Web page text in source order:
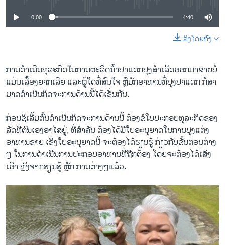
ພາສາຕ່າງໆ
0:00 4:40
ລິງໂດຍກົງ
ການດໍາເນີນທຸລະກິດໃນການຜະລິດນໍ້າປາແດກປຸງສໍາເລັດອອກມາຂາຍບໍ່
ແມ່ນເລື້ອງຍາກເລີຍ ແລະຜູ້ໃດທີ່ສົນໃຈ ຫຼືມັກອາຫານທີ່ປຸງປາແດກ ກໍສາ
ມາດດໍາເນີນກິດຈະການດ້ານນີ້ໄດ້ເຊັ່ນກັນ.
ກ່ອນຊິເລີ້ມຕົ້ນດໍາເນີນກິດຈະການດ້ານນີ້ ຕ້ອງຂໍໃບປະກອບທຸລະກິດຂອງ
ລັດທີ່ຕົນເອງອາໄສຢູ່, ທີ່ສໍາຄັນ ຕ້ອງໄດ້ມີໃບອະນຸຍາດໃນການປຸງແຕ່ງ
ອາຫານຂາຍ ເຊິ່ງໃບອະນຸຍາດນີ້ ຈະຕ້ອງໄດ້ຮຽນຮູ້ ກ່ຽວກັບຂັ້ນຕອນຕ່າງ
ໆ ໃນການດໍາເນີນການປະກອບອາຫານທີ່ຖືກຕ້ອງ ໂດຍຈະຕ້ອງໄດ້ເສັງ
ເອົາ ຫຼັງຈາກຮຽນຮູ້ ຫຼັກ ການຕ່າງໆແລ້ວ.